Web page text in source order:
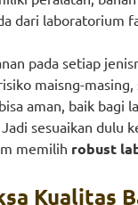
dari laboratorium
pada setiap
maisng-masing,
aman, baik bagi
sesuaikan dulu
memilih robust
Kualitas